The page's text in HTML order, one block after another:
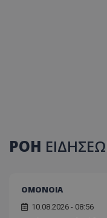
ΡΟΗ
ΟΜΟΝΟΙΑ
10.08.2026 - 08:56